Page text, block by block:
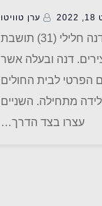
הכביש
ערן טוויטו
בשבוע שעבר התעוררה דנה חלילי (31) תושבת
דנה ובעלה אשר
הפרטי לבית החולים
מתחילה. השניים
עצרו בצד הדרך…